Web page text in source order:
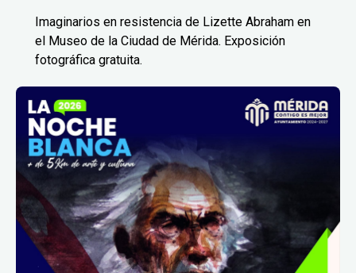
Imaginarios en resistencia de Lizette Abraham en
el Museo de la Ciudad de Mérida. Exposición
fotográfica gratuita.